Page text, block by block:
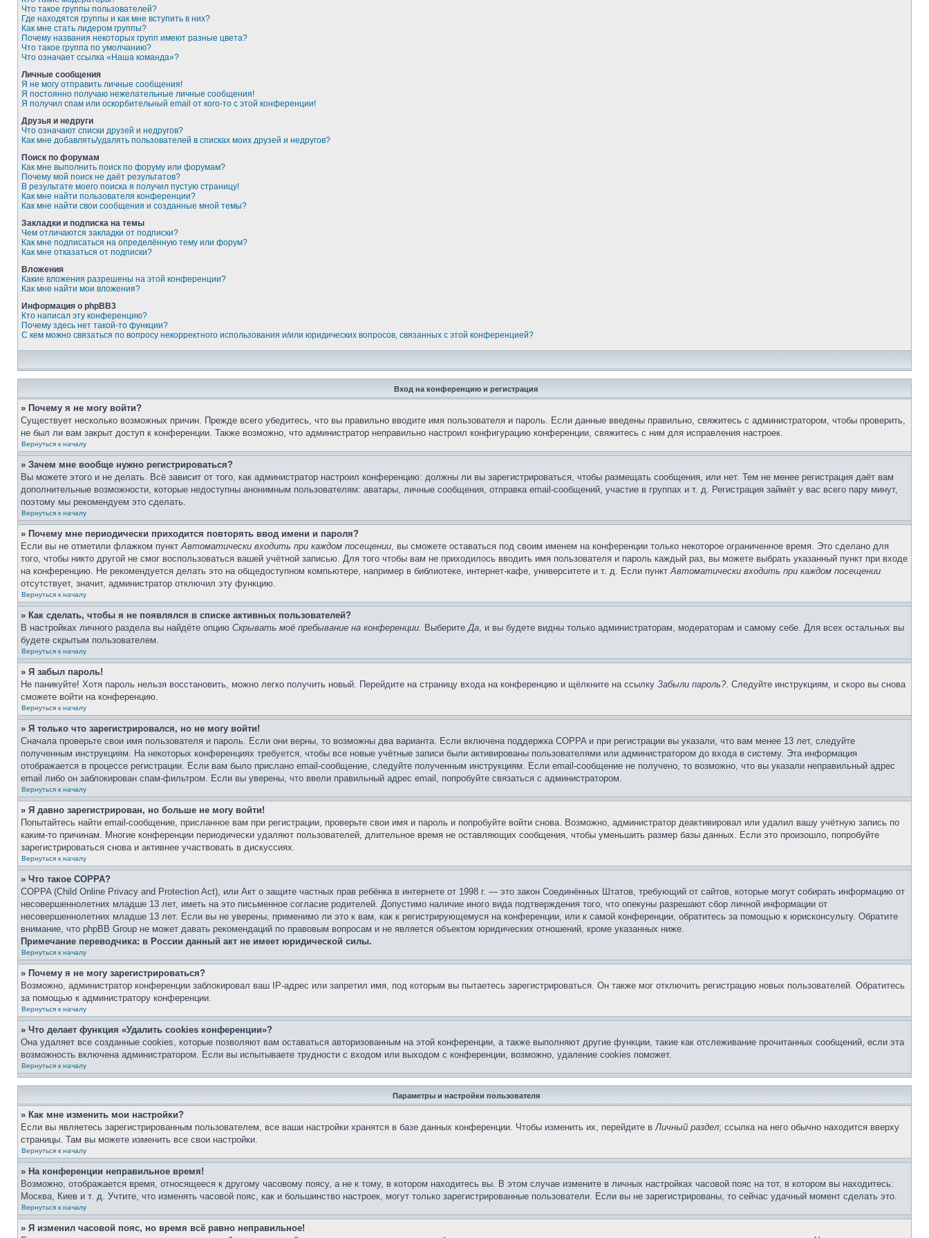
Что такое группы пользователей?
Где находятся группы и как мне вступить в них?
Как мне стать лидером группы?
Почему названия некоторых групп имеют разные цвета?
Что такое группа по умолчанию?
Что означает ссылка «Наша команда»?
Личные сообщения
Я не могу отправить личные сообщения!
Я постоянно получаю нежелательные личные сообщения!
Я получил спам или оскорбительный email от кого-то с этой конференции!
Друзья и недруги
Что означают списки друзей и недругов?
Как мне добавлять/удалять пользователей в списках моих друзей и недругов?
Поиск по форумам
Как мне выполнить поиск по форуму или форумам?
Почему мой поиск не даёт результатов?
В результате моего поиска я получил пустую страницу!
Как мне найти пользователя конференции?
Как мне найти свои сообщения и созданные мной темы?
Закладки и подписка на темы
Чем отличаются закладки от подписки?
Как мне подписаться на определённую тему или форум?
Как мне отказаться от подписки?
Вложения
Какие вложения разрешены на этой конференции?
Как мне найти мои вложения?
Информация о phpBB3
Кто написал эту конференцию?
Почему здесь нет такой-то функции?
С кем можно связаться по вопросу некорректного использования и/или юридических вопросов, связанных с этой конференцией?
Вход на конференцию и регистрация
» Почему я не могу войти?
Существует несколько возможных причин. Прежде всего убедитесь, что вы правильно вводите имя пользователя и пароль. Если данные введены правильно, свяжитесь с администратором, чтобы проверить,
не был ли вам закрыт доступ к конференции. Также возможно, что администратор неправильно настроил конфигурацию конференции, свяжитесь с ним для исправления настроек.
Вернуться к началу
» Зачем мне вообще нужно регистрироваться?
Вы можете этого и не делать. Всё зависит от того, как администратор настроил конференцию: должны ли вы зарегистрироваться, чтобы размещать сообщения, или нет. Тем не менее регистрация даёт вам
дополнительные возможности, которые недоступны анонимным пользователям: аватары, личные сообщения, отправка email-сообщений, участие в группах и т. д. Регистрация займёт у вас всего пару минут,
поэтому мы рекомендуем это сделать.
Вернуться к началу
» Почему мне периодически приходится повторять ввод имени и пароля?
Если вы не отметили флажком пунктАвтоматически входить при каждом посещении, вы сможете оставаться под своим именем на конференции только некоторое ограниченное время. Это сделано для
того, чтобы никто другой не смог воспользоваться вашей учётной записью. Для того чтобы вам не приходилось вводить имя пользователя и пароль каждый раз, вы можете выбрать указанный пункт при входе
на конференцию. Не рекомендуется делать это на общедоступном компьютере, например в библиотеке, интернет-кафе, университете и т. д. Если пунктАвтоматически входить при каждом посещении
отсутствует, значит, администратор отключил эту функцию.
Вернуться к началу
» Как сделать, чтобы я не появлялся в списке активных пользователей?
В настройках личного раздела вы найдёте опцию Скрывать моё пребывание на конференции. ВыберитеДа, и вы будете видны только администраторам, модераторам и самому себе. Для всех остальных вы
будете скрытым пользователем.
Вернуться к началу
» Я забыл пароль!
Не паникуйте! Хотя пароль нельзя восстановить, можно легко получить новый. Перейдите на страницу входа на конференцию и щёлкните на ссылку Забыли пароль?. Следуйте инструкциям, и скоро вы снова
сможете войти на конференцию.
Вернуться к началу
» Я только что зарегистрировался, но не могу войти!
Сначала проверьте свои имя пользователя и пароль. Если они верны, то возможны два варианта. Если включена поддержка COPPA и при регистрации вы указали, что вам менее 13 лет, следуйте
полученным инструкциям. На некоторых конференциях требуется, чтобы все новые учётные записи были активированы пользователями или администратором до входа в систему. Эта информация
отображается в процессе регистрации. Если вам было прислано email-сообщение, следуйте полученным инструкциям. Если email-сообщение не получено, то возможно, что вы указали неправильный адрес
email либо он заблокирован спам-фильтром. Если вы уверены, что ввели правильный адрес email, попробуйте связаться с администратором.
Вернуться к началу
» Я давно зарегистрирован, но больше не могу войти!
Попытайтесь найти email-сообщение, присланное вам при регистрации, проверьте свои имя и пароль и попробуйте войти снова. Возможно, администратор деактивировал или удалил вашу учётную запись по
каким-то причинам. Многие конференции периодически удаляют пользователей, длительное время не оставляющих сообщения, чтобы уменьшить размер базы данных. Если это произошло, попробуйте
зарегистрироваться снова и активнее участвовать в дискуссиях.
Вернуться к началу
» Что такое COPPA?
COPPA (Child Online Privacy and Protection Act), или Акт о защите частных прав ребёнка в интернете от 1998 г. — это закон Соединённых Штатов, требующий от сайтов, которые могут собирать информацию от
несовершеннолетних младше 13 лет, иметь на это письменное согласие родителей. Допустимо наличие иного вида подтверждения того, что опекуны разрешают сбор личной информации от
несовершеннолетних младше 13 лет. Если вы не уверены, применимо ли это к вам, как к регистрирующемуся на конференции, или к самой конференции, обратитесь за помощью к юрисконсульту. Обратите
внимание, что phpBB Group не может давать рекомендаций по правовым вопросам и не является объектом юридических отношений, кроме указанных ниже.
Примечание переводчика: в России данный акт не имеет юридической силы.
Вернуться к началу
» Почему я не могу зарегистрироваться?
Возможно, администратор конференции заблокировал ваш IP-адрес или запретил имя, под которым вы пытаетесь зарегистрироваться. Он также мог отключить регистрацию новых пользователей. Обратитесь
за помощью к администратору конференции.
Вернуться к началу
» Что делает функция «Удалить cookies конференции»?
Она удаляет все созданные cookies, которые позволяют вам оставаться авторизованным на этой конференции, а также выполняют другие функции, такие как отслеживание прочитанных сообщений, если эта
возможность включена администратором. Если вы испытываете трудности с входом или выходом с конференции, возможно, удаление cookies поможет.
Вернуться к началу
Параметры и настройки пользователя
» Как мне изменить мои настройки?
Если вы являетесь зарегистрированным пользователем, все ваши настройки хранятся в базе данных конференции. Чтобы изменить их, перейдите вЛичный раздел; ссылка на него обычно находится вверху
страницы. Там вы можете изменить все свои настройки.
Вернуться к началу
» На конференции неправильное время!
Возможно, отображается время, относящееся к другому часовому поясу, а не к тому, в котором находитесь вы. В этом случае измените в личных настройках часовой пояс на тот, в котором вы находитесь:
Москва, Киев и т. д. Учтите, что изменять часовой пояс, как и большинство настроек, могут только зарегистрированные пользователи. Если вы не зарегистрированы, то сейчас удачный момент сделать это.
Вернуться к началу
» Я изменил часовой пояс, но время всё равно неправильное!